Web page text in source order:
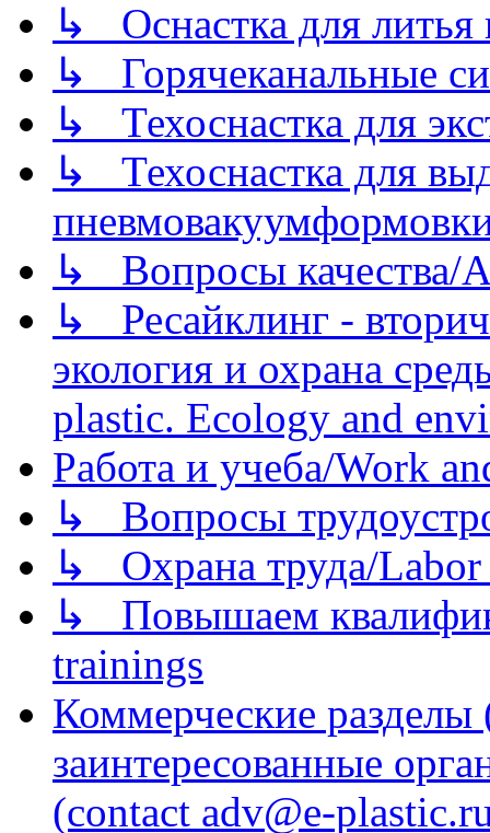
↳ Оснастка для литья
↳ Горячеканальные
↳ Техоснастка для
↳ Техоснастка для
↳ Вопросы качества/
↳ Ресайклинг -
экология и охрана
plastic. Ecology and
Работа и учеба/Work
↳ Вопросы
↳ Охрана труда/Labor
↳ Повышаем
trainings
Коммерческие
заинтересованные
(contact adv@e-